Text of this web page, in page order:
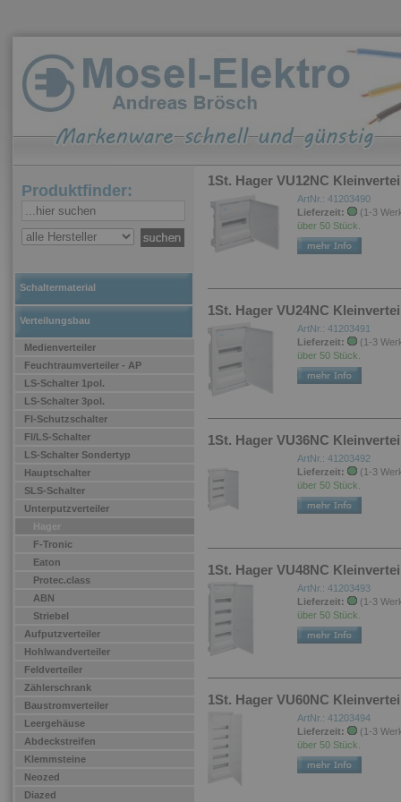
Produktfinder:
Schaltermaterial
Verteilungsbau
Medienverteiler
Feuchtraumverteiler - AP
LS-Schalter 1pol.
LS-Schalter 3pol.
FI-Schutzschalter
FI/LS-Schalter
LS-Schalter Sondertyp
Hauptschalter
SLS-Schalter
Unterputzverteiler
Hager
F-Tronic
Eaton
Protec.class
ABN
Striebel
Aufputzverteiler
Hohlwandverteiler
Feldverteiler
Zählerschrank
Baustromverteiler
Leergehäuse
Abdeckstreifen
Klemmsteine
Neozed
Diazed
1St. Hager VU12NC
ArtNr.: 41203490
Lieferzeit:
(1-3
über 50 Stück.
1St. Hager VU24NC
ArtNr.: 41203491
Lieferzeit:
(1-3
über 50 Stück.
1St. Hager VU36NC
ArtNr.: 41203492
Lieferzeit:
(1-3
über 50 Stück.
1St. Hager VU48NC
ArtNr.: 41203493
Lieferzeit:
(1-3
über 50 Stück.
1St. Hager VU60NC
ArtNr.: 41203494
Lieferzeit:
(1-3
über 50 Stück.